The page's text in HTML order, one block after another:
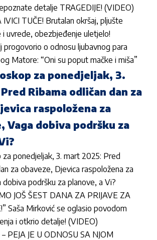
detalje TRAGEDIJE! (VIDEO)
TUČE! Brutalan okršaj, pljušte
uvrede, obezbjeđenje uletjelo!
progovorio o odnosu ljubavnog para
Matore: “Oni su poput mačke i miša”
za ponedjeljak, 3.
Ribama odličan dan za
raspoložena za
dobiva podršku za
ponedjeljak, 3. mart 2025: Pred
za obaveze, Djevica raspoložena za
podršku za planove, a Vi?
JOŠ ŠEST DANA ZA PRIJAVE ZA
Saša Mirković se oglasio povodom
i otkrio detalje! (VIDEO)
PEJA JE U ODNOSU SA NJOM